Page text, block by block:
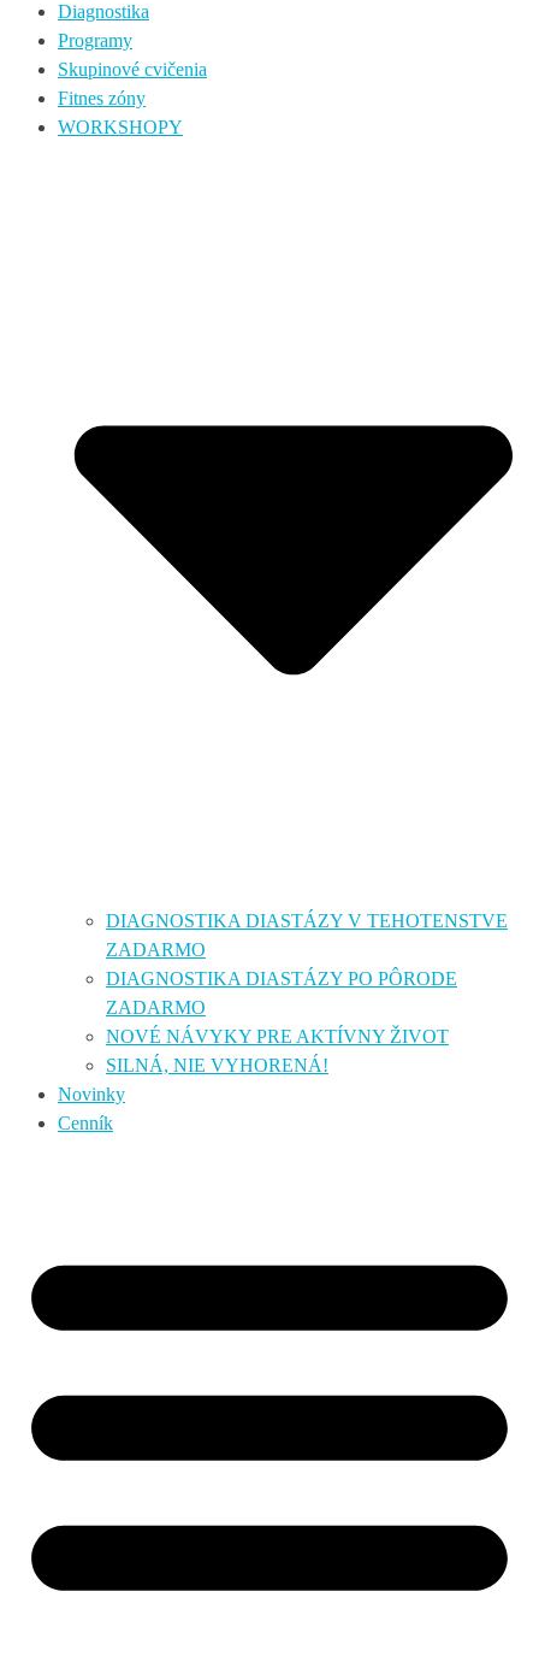
Diagnostika
Programy
Skupinové cvičenia
Fitnes zóny
WORKSHOPY
DIAGNOSTIKA DIASTÁZY V TEHOTENSTVE
ZADARMO
DIAGNOSTIKA DIASTÁZY PO PÔRODE
ZADARMO
NOVÉ NÁVYKY PRE AKTÍVNY ŽIVOT
SILNÁ, NIE VYHORENÁ!
Novinky
Cenník